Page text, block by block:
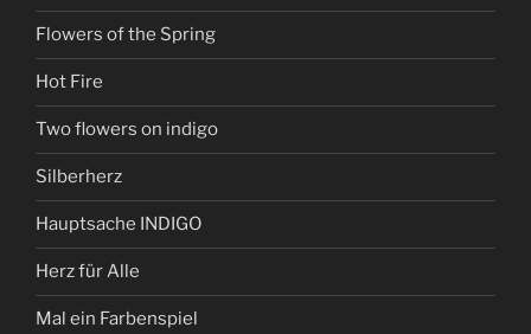
Flowers of the Spring
Hot Fire
Two flowers on indigo
Silberherz
Hauptsache INDIGO
Herz für Alle
Mal ein Farbenspiel